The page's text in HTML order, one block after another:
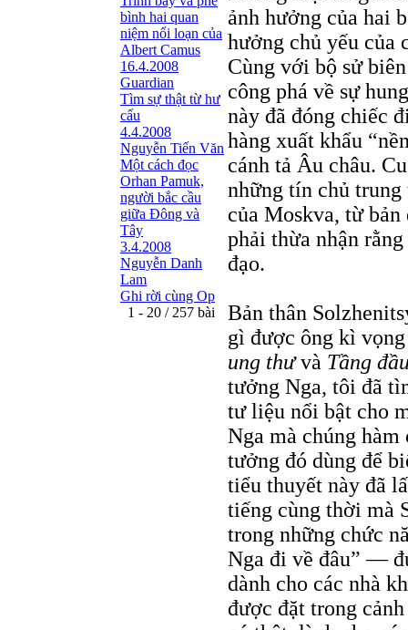
bình hai quan
niệm nổi loạn của
Albert Camus
16.4.2008
Guardian
Tìm sự thật từ hư
cấu
4.4.2008
Nguyễn Tiến Văn
Một cách đọc
Orhan Pamuk,
người bắc cầu
giữa Đông và
Tây
3.4.2008
Nguyễn Danh
Lam
Ghi rời cùng Op
1 - 20 / 257 bài
ảnh hưởng của hai
hưởng chủ yếu của
Cùng với bộ sử
công phá về sự
này đã đóng chiếc
hàng xuất khẩu
cánh tả Âu châu.
những tín chủ
của Moskva, từ bản
phải thừa nhận
đạo.
Bản thân
gì được ông kì
ung thưvà Tầng
tưởng Nga, tôi đã
tư liệu nổi bật cho
Nga mà chúng
tưởng đó dùng để
tiểu thuyết này đã
tiếng cùng thời mà
trong những chức
Nga đi về đâu” —
dành cho các nhà
được đặt trong